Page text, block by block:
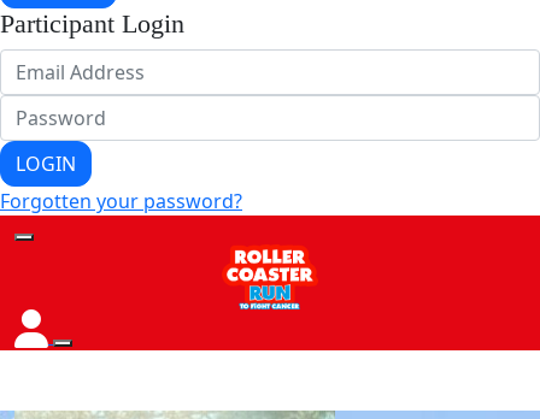
Participant Login
LOGIN
Forgotten your password?